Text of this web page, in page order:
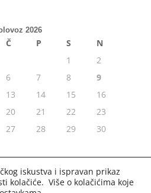
2026
Č P S
N
1
2
6 7 8
9
13 14 15
16
20 21 22
23
27 28 29
30
iskustva i ispravan prikaz
kolačiće. Više o kolačićima koje